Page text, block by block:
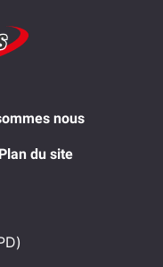
nous
Plan du site